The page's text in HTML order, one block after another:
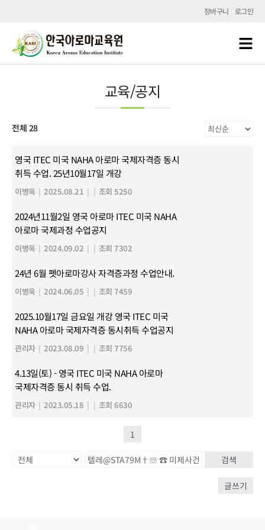
장바구니 로그인
교육/공지
전체 28
영국 ITEC 미국 NAHA 아로마 국제자격증 동시
취득 수업. 25년10월17일 개강
이병욱 | 2025.08.21 | | 조회 5250
2024년11월2일 영국 아로마 ITEC 미국 NAHA
아로마 국제과정 수업공지
이병욱 | 2024.09.02 | | 조회 7302
24년 6월 펫아로마강사 자격증과정 수업안내.
이병욱 | 2024.06.05 | | 조회 7459
2025.10월17일 금요일 개강 영국 ITEC 미국
NAHA 아로마 국제자격증 동시취득 수업공지
관리자 | 2023.08.09 | | 조회 7756
4.13일(토) - 영국 ITEC 미국 NAHA 아로마
국제자격증 동시 취득 수업.
관리자 | 2023.05.18 | | 조회 6630
1
검색
글쓰기